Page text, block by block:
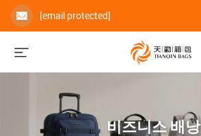
[email protected]
비즈니스 배낭